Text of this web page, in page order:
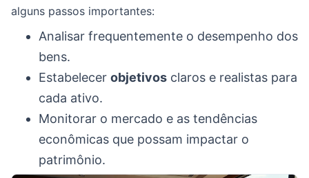
alguns passos importantes:
Analisar frequentemente o desempenho dos
bens.
Estabelecer objetivos claros e realistas para
cada ativo.
Monitorar o mercado e as tendências
econômicas que possam impactar o
patrimônio.